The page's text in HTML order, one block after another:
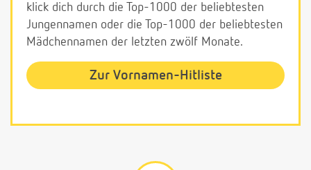
klick dich durch die Top-1000 der beliebtesten
Jungennamen oder die Top-1000 der beliebtesten
Mädchennamen der letzten zwölf Monate.
Zur Vornamen-Hitliste